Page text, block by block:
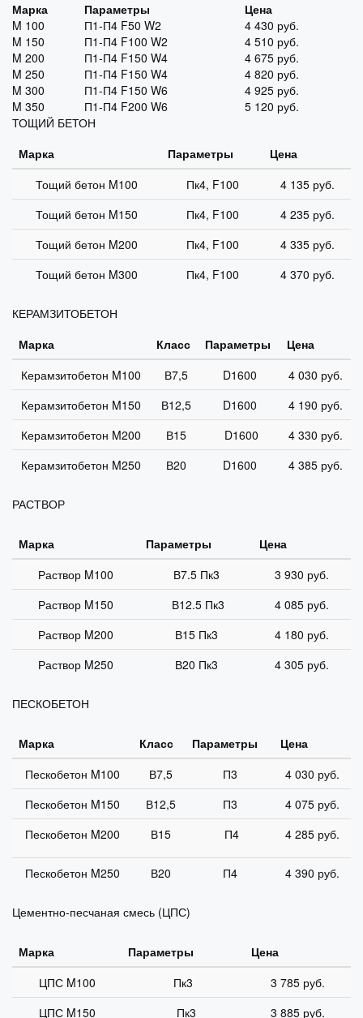
Марка Параметры
Цена
M 100
П1-П4 F50 W2 4 430 руб.
M 150
П1-П4 F100 W2 4 510 руб.
M 200
П1-П4 F150 W4 4 675 руб.
M 250
П1-П4 F150 W4 4 820 руб.
M 300
П1-П4 F150 W6 4 925 руб.
M 350
П1-П4 F200 W6 5 120 руб.
ТОЩИЙ БЕТОН
Марка
Параметры
Цена
Тощий бетон M100
Пк4, F100
4 135 руб.
Тощий бетон M150
Пк4, F100
4 235 руб.
Тощий бетон M200
Пк4, F100
4 335 руб.
Тощий бетон M300
Пк4, F100 4 370 руб.
КЕРАМЗИТОБЕТОН
Марка
Класс Параметры
Цена
Керамзитобетон M100
В7,5 D1600
4 030 руб.
Керамзитобетон M150
В12,5 D1600
4 190 руб.
Керамзитобетон M200
В15 D1600
4 330 руб.
Керамзитобетон M250
В20 D1600 4 385 руб.
РАСТВОР
Марка Параметры
Цена
Раствор M100
В7.5 Пк3
3 930 руб.
Раствор M150
В12.5 Пк3
4 085 руб.
Раствор M200
В15 Пк3
4 180 руб.
Раствор M250
В20 Пк3 4 305 руб.
ПЕСКОБЕТОН
Марка Класс Параметры
Цена
Пескобетон M100
В7,5 П3
4 030 руб.
Пескобетон M150
В12,5 П3
4 075 руб.
Пескобетон M200
В15 П4 4 285 руб.
Пескобетон M250 В20 П4 4 390 руб.
Цементно-песчаная смесь (ЦПС)
Марка Параметры
Цена
ЦПС M100
Пк3
3 785 руб.
ЦПС M150
Пк3 3 885 руб.